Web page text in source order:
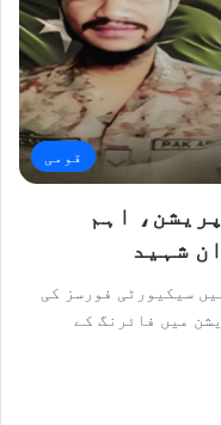
قومی
اہم
شہید
سیکیورٹی فورسز کی
میں فائرنگ کے